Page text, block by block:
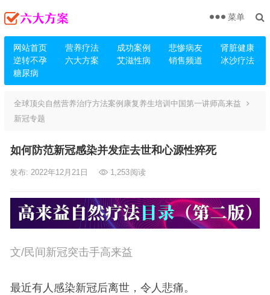
网站首页 营养疗法 成功案例 悲惨病友
肾脏健康
逆转不孕
六大方案 艾滋性病 销售频道
冰沙疗法
糖尿病
菜单
全球顶尖自然营养治疗方法案例康复养生培训中国第一讲师高来益
新冠专题
如何防范新冠感染并发症去世和心源性猝死
发布: 2022年12月21日 1,253阅读
文/民间新冠突击手高来益
最近有人感染新冠后离世，令人悲痛。